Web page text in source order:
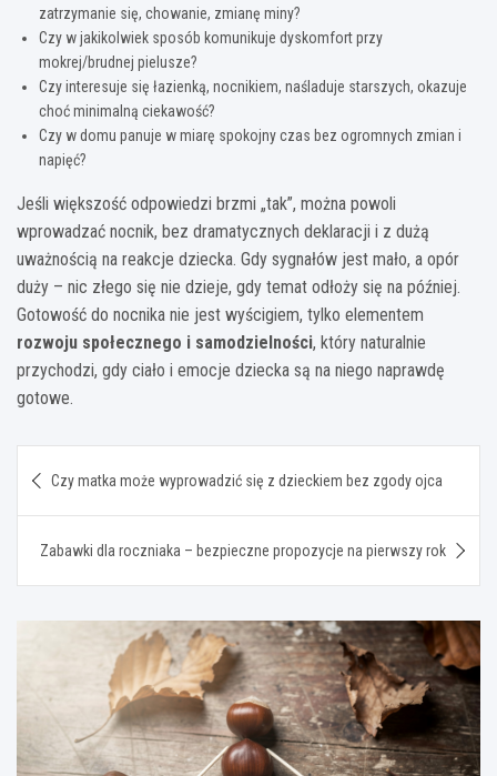
zatrzymanie się, chowanie, zmianę miny?
Czy w jakikolwiek sposób komunikuje dyskomfort przy
mokrej/brudnej pielusze?
Czy interesuje się łazienką, nocnikiem, naśladuje starszych, okazuje
choć minimalną ciekawość?
Czy w domu panuje w miarę spokojny czas bez ogromnych zmian i
napięć?
Jeśli większość odpowiedzi brzmi „tak”, można powoli
wprowadzać nocnik, bez dramatycznych deklaracji i z dużą
uważnością na reakcje dziecka. Gdy sygnałów jest mało, a opór
duży – nic złego się nie dzieje, gdy temat odłoży się na później.
Gotowość do nocnika nie jest wyścigiem, tylko elementem
rozwoju społecznego i samodzielności, który naturalnie
przychodzi, gdy ciało i emocje dziecka są na niego naprawdę
gotowe.
wpisu
Czy matka może wyprowadzić się z dzieckiem bez zgody ojca
Zabawki dla roczniaka – bezpieczne propozycje na pierwszy rok